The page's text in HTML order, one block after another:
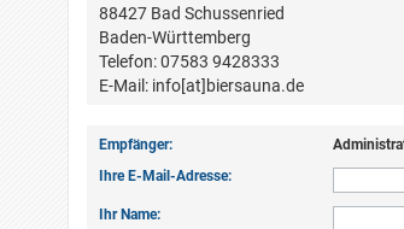
88427 Bad Schussenried
Baden-Württemberg
Telefon: 07583 9428333
E-Mail: info[at]biersauna.de
Empfänger:
Ihre E-Mail-Adresse:
Ihr Name: